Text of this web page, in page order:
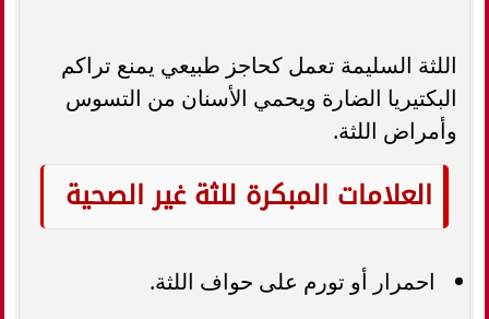
اللثة السليمة تعمل كحاجز طبيعي يمنع تراكم
البكتيريا الضارة ويحمي الأسنان من التسوس
وأمراض اللثة.
العلامات المبكرة للثة غير الصحية
احمرار أو تورم على حواف اللثة.